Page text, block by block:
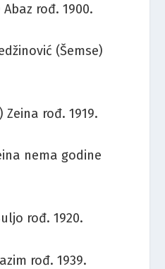
rođ. 1900.
(Šemse)
Zeina rođ. 1919.
nema godine
rođ. 1920.
rođ. 1939.